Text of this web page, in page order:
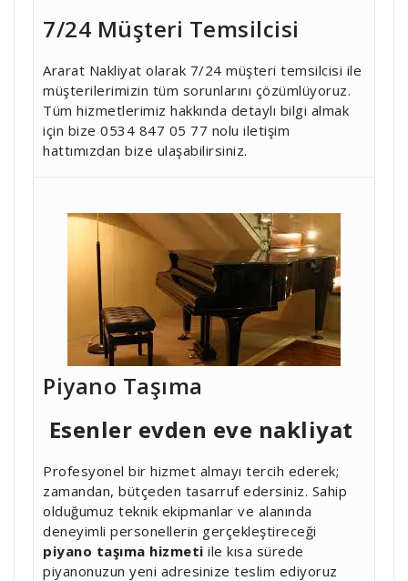
7/24 Müşteri Temsilcisi
Ararat Nakliyat olarak 7/24 müşteri temsilcisi ile
müşterilerimizin tüm sorunlarını çözümlüyoruz.
Tüm hizmetlerimiz hakkında detaylı bilgi almak
için bize 0534 847 05 77 nolu iletişim
hattımızdan bize ulaşabilirsiniz.
Piyano Taşıma
Esenler evden eve nakliyat
Profesyonel bir hizmet almayı tercih ederek;
zamandan, bütçeden tasarruf edersiniz. Sahip
olduğumuz teknik ekipmanlar ve alanında
deneyimli personellerin gerçekleştireceği
piyano taşıma hizmeti ile kısa sürede
piyanonuzun yeni adresinize teslim ediyoruz